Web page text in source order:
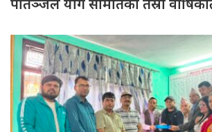
पातञ्जल योग समितिको तेस्रो